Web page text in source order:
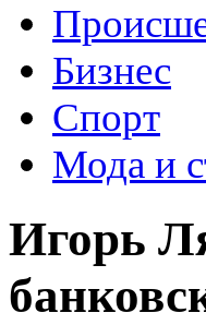
Бизнес
Спорт
Мода и
Игорь